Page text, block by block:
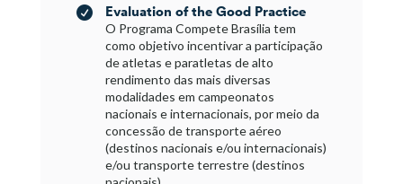
 Evaluation of the Good Practice
O Programa Compete Brasília tem
como objetivo incentivar a participação
de atletas e paratletas de alto
rendimento das mais diversas
modalidades em campeonatos
nacionais e internacionais, por meio da
concessão de transporte aéreo
(destinos nacionais e/ou internacionais)
e/ou transporte terrestre (destinos